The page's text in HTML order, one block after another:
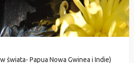
świata- Papua Nowa Gwinea i Indie)